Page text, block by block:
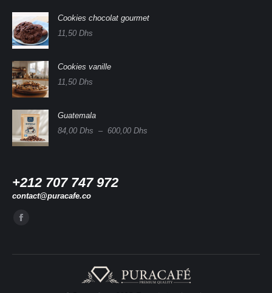
Cookies chocolat gourmet
11,50 Dhs
Cookies vanille
11,50 Dhs
Guatemala
84,00 Dhs – 600,00 Dhs
+212 707 747 972
contact@puracafe.co
Trouvez nous sur :
Facebook